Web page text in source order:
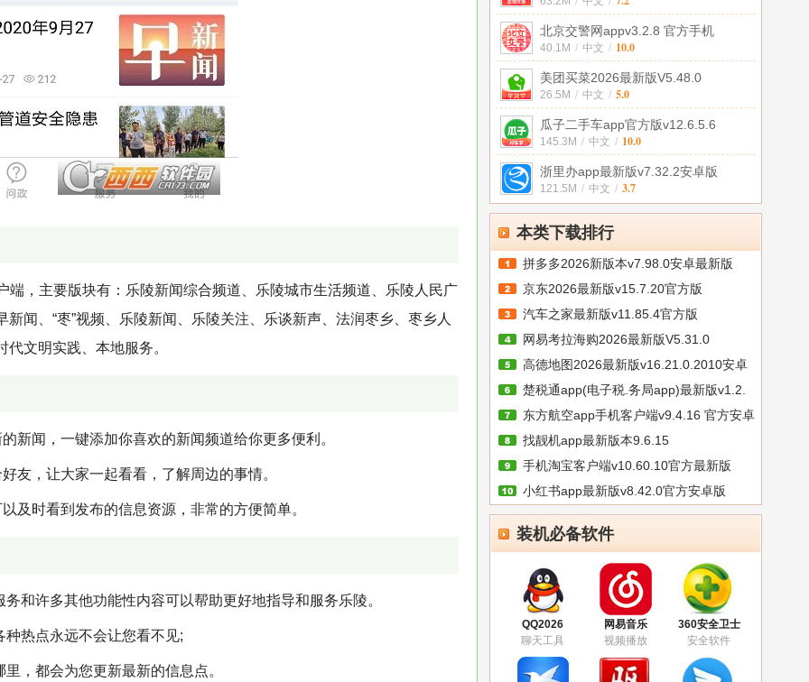
北京交警网appv3.2.8 官方手机
40.1M / 中文 / 10.0
美团买菜2026最新版V5.48.0
26.5M / 中文 / 5.0
瓜子二手车app官方版v12.6.5.6
145.3M / 中文 / 10.0
浙里办app最新版v7.32.2安卓版
121.5M / 中文 / 3.7
本类下载排行
拼多多2026新版本v7.98.0安卓最新版
京东2026最新版v15.7.20官方版
汽车之家最新版v11.85.4官方版
网易考拉海购2026最新版V5.31.0
高德地图2026最新版v16.21.0.2010安卓
版
楚税通app(电子税.务局app)最新版v1.2.
东方航空app手机客户端v9.4.16 官方安卓
找靓机app最新版本9.6.15
手机淘宝客户端v10.60.10官方最新版
小红书app最新版v8.42.0官方安卓版
装机必备软件
QQ2026
聊天工具
网易音乐
视频播放
360安全卫士
安全软件
，主要版块有：乐陵新闻综合频道、乐陵城市生活频道、乐陵人民广
闻、“枣”视频、乐陵新闻、乐陵关注、乐谈新声、法润枣乡、枣乡人
代文明实践、本地服务。
新闻，一键添加你喜欢的新闻频道给你更多便利。
友，让大家一起看看，了解周边的事情。
及时看到发布的信息资源，非常的方便简单。
和许多其他功能性内容可以帮助更好地指导和服务乐陵。
热点永远不会让您看不见;
，都会为您更新最新的信息点。